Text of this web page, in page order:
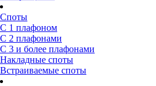
Споты
С 1 плафоном
С 2 плафонами
С 3 и более плафонами
Накладные споты
Встраиваемые споты